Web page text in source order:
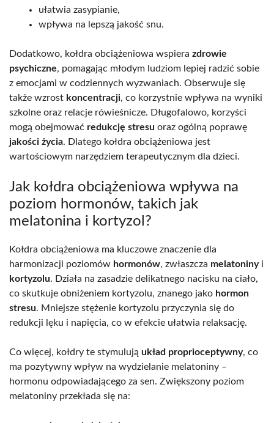
ułatwia zasypianie,
wpływa na lepszą jakość snu.
Dodatkowo, kołdra obciążeniowa wspiera zdrowie
psychiczne, pomagając młodym ludziom lepiej radzić sobie
z emocjami w codziennych wyzwaniach. Obserwuje się
także wzrost koncentracji, co korzystnie wpływa na wyniki
szkolne oraz relacje rówieśnicze. Długofalowo, korzyści
mogą obejmować redukcję stresu oraz ogólną poprawę
jakości życia. Dlatego kołdra obciążeniowa jest
wartościowym narzędziem terapeutycznym dla dzieci.
Jak kołdra obciążeniowa wpływa na
poziom hormonów, takich jak
melatonina i kortyzol?
Kołdra obciążeniowa ma kluczowe znaczenie dla
harmonizacji poziomów hormonów, zwłaszcza melatoninyi
kortyzolu. Działa na zasadzie delikatnego nacisku na ciało,
co skutkuje obniżeniem kortyzolu, znanego jako hormon
stresu. Mniejsze stężenie kortyzolu przyczynia się do
redukcji lęku i napięcia, co w efekcie ułatwia relaksację.
Co więcej, kołdry te stymulują układ proprioceptywny, co
ma pozytywny wpływ na wydzielanie melatoniny –
hormonu odpowiadającego za sen. Zwiększony poziom
melatoniny przekłada się na: